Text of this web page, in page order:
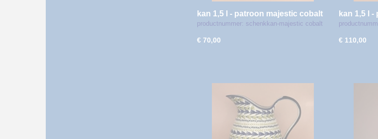
kan 1,5 l - patroon majestic cobalt
art
productnummer: schenkkan-majestic cobalt
€ 70,00
kan 1,5 l
unikat
€ 110,00